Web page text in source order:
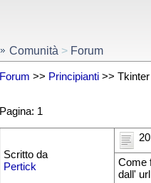
Comunità > Forum
Forum >> Principianti>> Tkinter
Pagina: 1
Scritto da
Pertick
Come
dall'